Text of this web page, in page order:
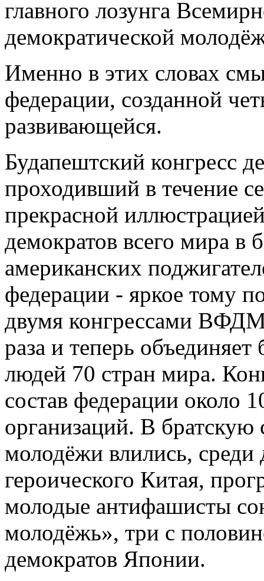
главного лозунга
демократической
Именно в этих словах
федерации, созданной
развивающейся.
Будапештский конгресс
проходивший в течение
прекрасной
демократов всего мира в
американских
федерации - яркое тому
двумя конгрессами
раза и теперь
людей 70 стран мира.
состав федерации около
организаций. В
молодёжи влились,
героического Китая,
молодые антифашисты
молодёжь», три с
демократов Японии.